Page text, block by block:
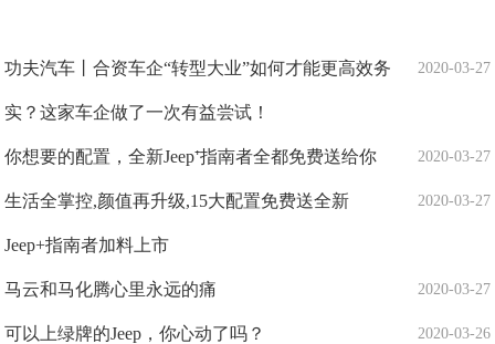
2020-03-27
功夫汽车丨合资车企“转型大业”如何才能更高效务
实？这家车企做了一次有益尝试！
2020-03-27
你想要的配置，全新Jeep⁺指南者全都免费送给你
2020-03-27
生活全掌控,颜值再升级,15大配置免费送全新
Jeep+指南者加料上市
2020-03-27
马云和马化腾心里永远的痛
2020-03-26
可以上绿牌的Jeep，你心动了吗？